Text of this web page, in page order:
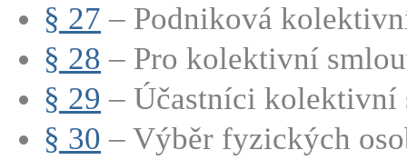
§ 27 – Podniková
§ 28 – Pro kolektivní
§ 29 – Účastníci kolektivní
§ 30 – Výběr fyzických